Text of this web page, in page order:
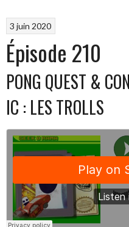
3 juin 2020
Épisode 210
PONG QUEST &
IC : LES TROLLS